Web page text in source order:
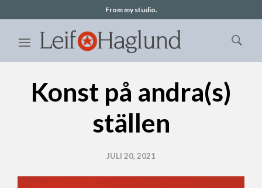
From my studio.
Konst på andra(s)
ställen
JULI 20, 2021